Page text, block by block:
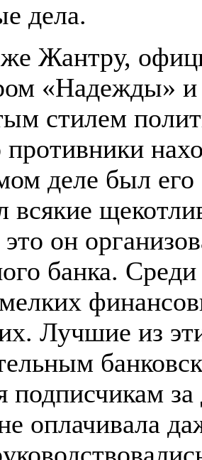
дела.
Жантру,
«Надежды»
стилем
противники
деле был его
всякие
это он
банка.
Лучшие из
подписчикам
оплачивала